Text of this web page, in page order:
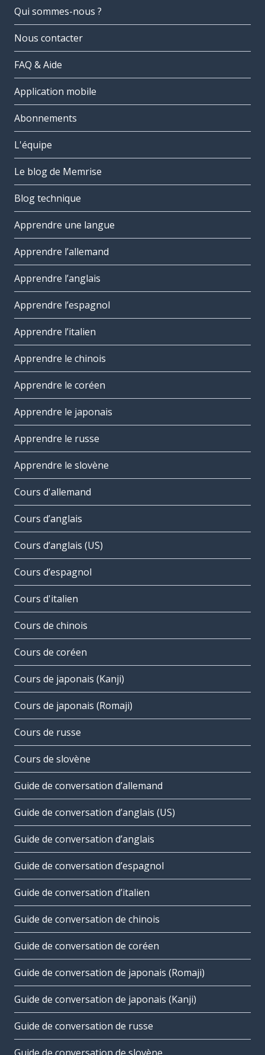
Qui sommes-nous ?
Nous contacter
FAQ & Aide
Application mobile
Abonnements
L'équipe
Le blog de Memrise
Blog technique
Apprendre une langue
Apprendre l’allemand
Apprendre l’anglais
Apprendre l’espagnol
Apprendre l’italien
Apprendre le chinois
Apprendre le coréen
Apprendre le japonais
Apprendre le russe
Apprendre le slovène
Cours d'allemand
Cours d’anglais
Cours d’anglais (US)
Cours d’espagnol
Cours d'italien
Cours de chinois
Cours de coréen
Cours de japonais (Kanji)
Cours de japonais (Romaji)
Cours de russe
Cours de slovène
Guide de conversation d’allemand
Guide de conversation d’anglais (US)
Guide de conversation d’anglais
Guide de conversation d’espagnol
Guide de conversation d’italien
Guide de conversation de chinois
Guide de conversation de coréen
Guide de conversation de japonais (Romaji)
Guide de conversation de japonais (Kanji)
Guide de conversation de russe